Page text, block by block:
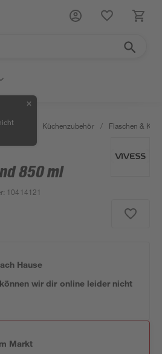
✕
/ Küche Küchenzubehör / Flaschen &
850 ml
: 10414121
Hause
wir dir online leider nicht
Markt